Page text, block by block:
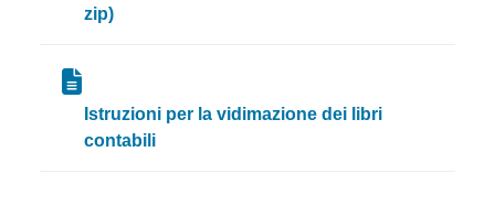
zip)
Istruzioni per la vidimazione dei libri
contabili